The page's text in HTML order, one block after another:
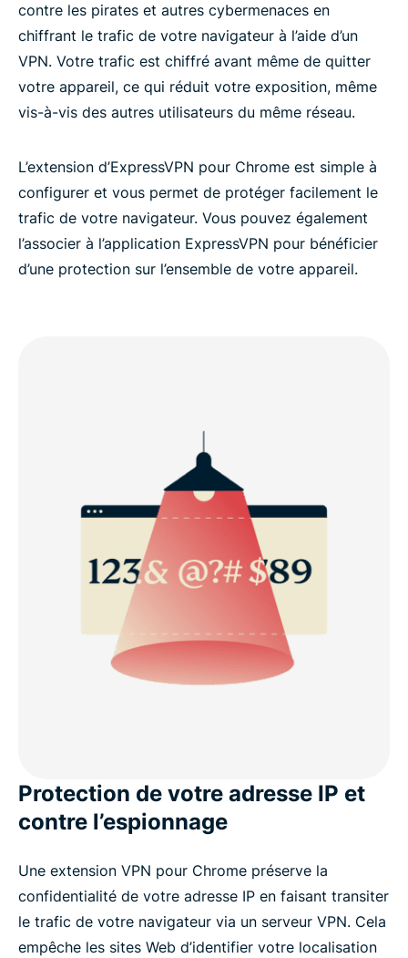
contre les pirates et autres cybermenaces en
chiffrant le trafic de votre navigateur à l’aide d’un
VPN. Votre trafic est chiffré avant même de quitter
votre appareil, ce qui réduit votre exposition, même
vis-à-vis des autres utilisateurs du même réseau.
L’extension d’ExpressVPN pour Chrome est simple à
configurer et vous permet de protéger facilement le
trafic de votre navigateur. Vous pouvez également
l’associer à l’application ExpressVPN pour bénéficier
d’une protection sur l’ensemble de votre appareil.
Protection de votre adresse IP et
contre l’espionnage
Une extension VPN pour Chrome préserve la
confidentialité de votre adresse IP en faisant transiter
le trafic de votre navigateur via un serveur VPN. Cela
empêche les sites Web d’identifier votre localisation